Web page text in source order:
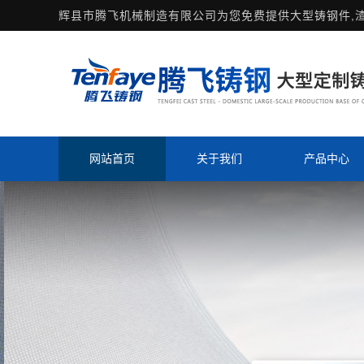
辉县市腾飞机械制造有限公司为您免费提供大型铸钢件 ,
网站首页 关于我们 产品中心